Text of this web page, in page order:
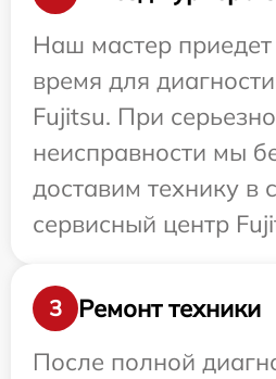
Наш мастер
время для
Fujitsu. При
неисправности мы
доставим технику в
сервисный центр
3
Ремонт техники
После полной